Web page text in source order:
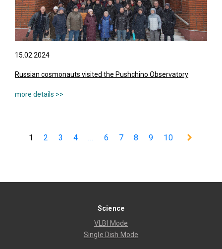
15.02.2024
Russian cosmonauts visited the Pushchino Observatory
1 2 3 4 ... 6 7 8 9 10
Science
VLBI Mode
Single Dish Mode